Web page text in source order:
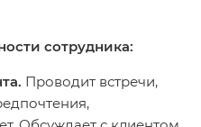
сотрудника:
Проводит встречи,